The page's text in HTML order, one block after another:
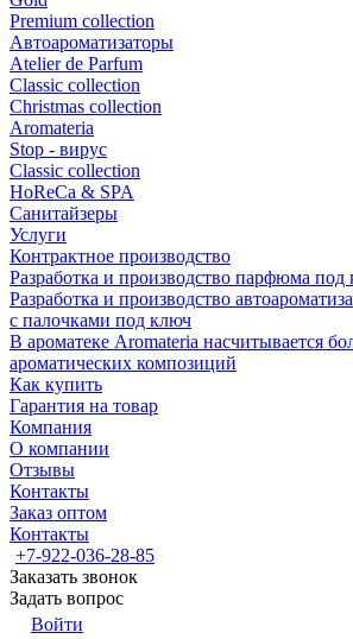
Premium collection
Автоароматизаторы
Atelier de Parfum
Classic collection
Christmas collection
Aromateria
Stop - вирус
Сlassic collection
HoReCa & SPA
Санитайзеры
Услуги
Контрактное производство
Разработка и производство парфюма под
Разработка и производство
с палочками под ключ
В ароматеке Aromateria насчитывается
ароматических композиций
Как купить
Гарантия на товар
Компания
О компании
Отзывы
Контакты
Заказ оптом
Контакты
+7-922-036-28-85
Заказать звонок
Задать вопрос
Войти